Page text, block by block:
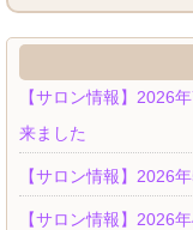
【サロン情報】2026
来ました
【サロン情報】2026
【サロン情報】2026